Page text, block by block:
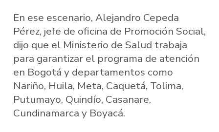
En ese escenario, Alejandro Cepeda
Pérez, jefe de oficina de Promoción Social,
dijo que el Ministerio de Salud trabaja
para garantizar el programa de atención
en Bogotá y departamentos como
Nariño, Huila, Meta, Caquetá, Tolima,
Putumayo, Quindío, Casanare,
Cundinamarca y Boyacá.